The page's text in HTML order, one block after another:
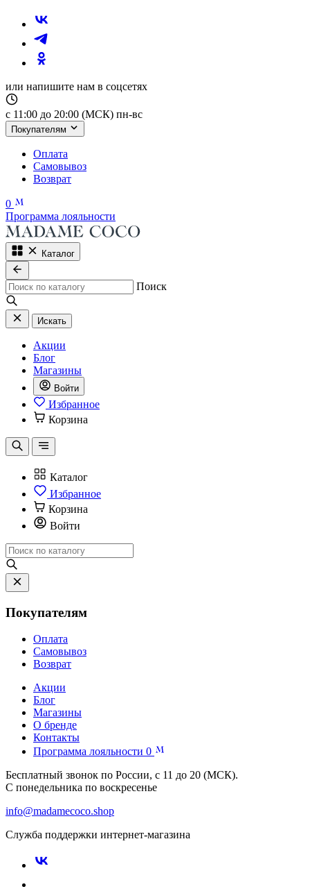
или напишите нам в соцсетях
с 11:00 до 20:00 (МСК) пн-вс
Покупателям
Оплата
Самовывоз
Возврат
0
Программа лояльности
Каталог
Поиск
Искать
Акции
Блог
Магазины
Войти
Избранное
Корзина
Каталог
Избранное
Корзина
Войти
Покупателям
Оплата
Самовывоз
Возврат
Акции
Блог
Магазины
О бренде
Контакты
Программа лояльности 0
Бесплатный звонок по России, с 11 до 20 (МСК).
С понедельника по воскресенье
info@madamecoco.shop
Служба поддержки интернет-магазина